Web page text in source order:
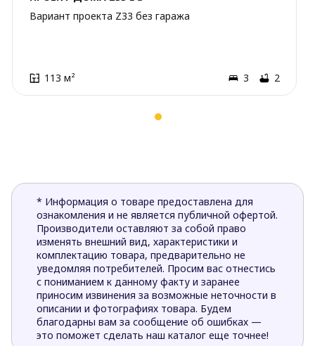
Вариант проекта Z33 без гаража
113 м² 3 2
* Информация о товаре предоставлена для
ознакомления и не является публичной офертой.
Производители оставляют за собой право
изменять внешний вид, характеристики и
комплектацию товара, предварительно не
уведомляя потребителей. Просим вас отнестись
с пониманием к данному факту и заранее
приносим извинения за возможные неточности в
описании и фотографиях товара. Будем
благодарны вам за сообщение об ошибках —
это поможет сделать наш каталог еще точнее!